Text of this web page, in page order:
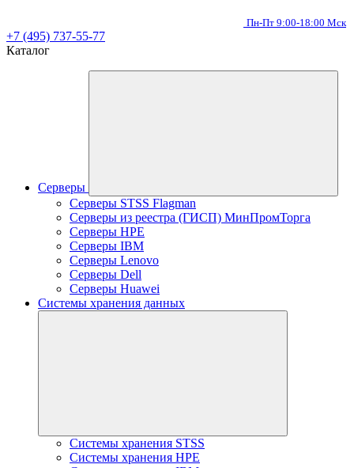
Пн-Пт 9:00-18:00 Мск
+7 (495) 737-55-77
Каталог
Серверы
Серверы STSS Flagman
Серверы из реестра (ГИСП) МинПромТорга
Серверы HPE
Серверы IBM
Серверы Lenovo
Серверы Dell
Серверы Huawei
Системы хранения данных
Системы хранения STSS
Системы хранения HPE